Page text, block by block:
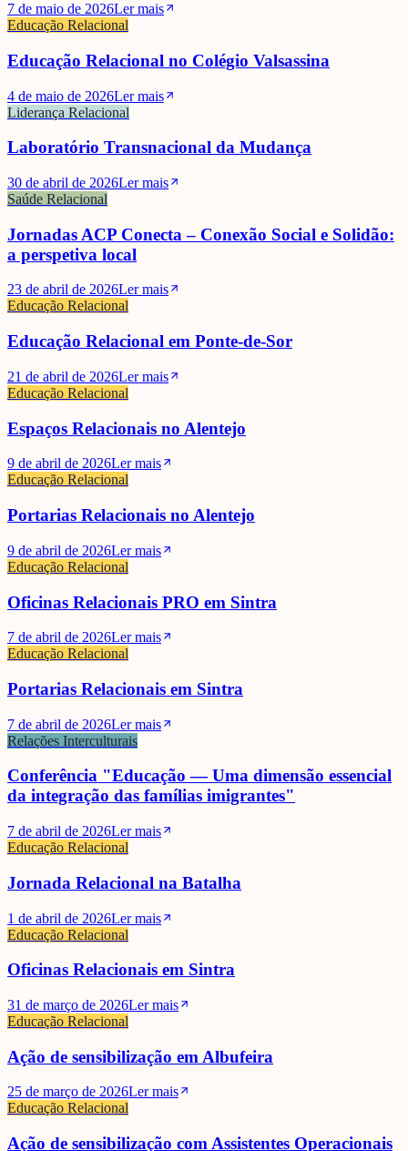
7 de maio de 2026Ler mais
Educação Relacional
Educação Relacional no Colégio Valsassina
4 de maio de 2026Ler mais
Liderança Relacional
Laboratório Transnacional da Mudança
30 de abril de 2026Ler mais
Saúde Relacional
Jornadas ACP Conecta – Conexão Social e Solidão:
a perspetiva local
23 de abril de 2026Ler mais
Educação Relacional
Educação Relacional em Ponte-de-Sor
21 de abril de 2026Ler mais
Educação Relacional
Espaços Relacionais no Alentejo
9 de abril de 2026Ler mais
Educação Relacional
Portarias Relacionais no Alentejo
9 de abril de 2026Ler mais
Educação Relacional
Oficinas Relacionais PRO em Sintra
7 de abril de 2026Ler mais
Educação Relacional
Portarias Relacionais em Sintra
7 de abril de 2026Ler mais
Relações Interculturais
Conferência "Educação — Uma dimensão essencial
da integração das famílias imigrantes"
7 de abril de 2026Ler mais
Educação Relacional
Jornada Relacional na Batalha
1 de abril de 2026Ler mais
Educação Relacional
Oficinas Relacionais em Sintra
31 de março de 2026Ler mais
Educação Relacional
Ação de sensibilização em Albufeira
25 de março de 2026Ler mais
Educação Relacional
Ação de sensibilização com Assistentes Operacionais